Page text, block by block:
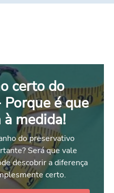
certo do
é que
medida!
do preservativo
Será que vale
descobrir a diferença
certo.